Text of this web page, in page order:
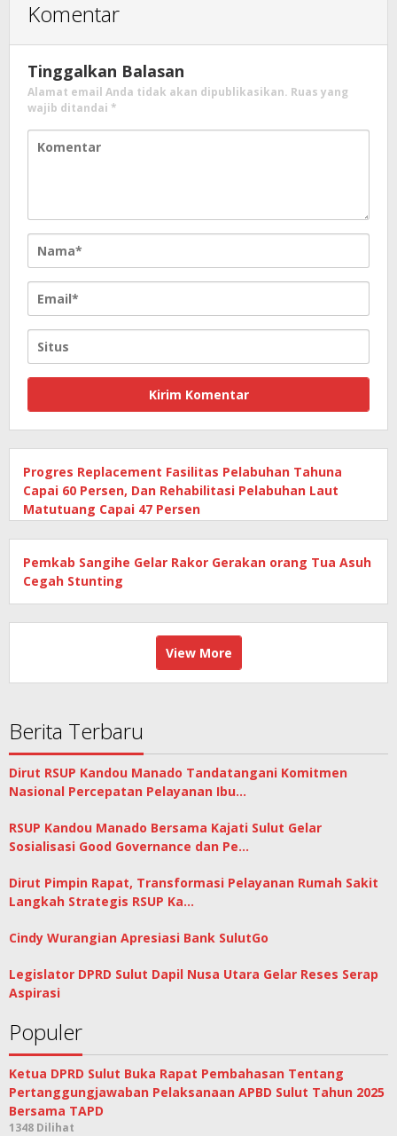
Komentar
Tinggalkan Balasan
Alamat email Anda tidak akan dipublikasikan. Ruas yang
wajib ditandai *
Progres Replacement Fasilitas Pelabuhan Tahuna
Capai 60 Persen, Dan Rehabilitasi Pelabuhan Laut
Matutuang Capai 47 Persen
Pemkab Sangihe Gelar Rakor Gerakan orang Tua Asuh
Cegah Stunting
View More
Berita Terbaru
Dirut RSUP Kandou Manado Tandatangani Komitmen
Nasional Percepatan Pelayanan Ibu…
RSUP Kandou Manado Bersama Kajati Sulut Gelar
Sosialisasi Good Governance dan Pe…
Dirut Pimpin Rapat, Transformasi Pelayanan Rumah Sakit
Langkah Strategis RSUP Ka…
Cindy Wurangian Apresiasi Bank SulutGo
Legislator DPRD Sulut Dapil Nusa Utara Gelar Reses Serap
Aspirasi
Populer
Ketua DPRD Sulut Buka Rapat Pembahasan Tentang
Pertanggungjawaban Pelaksanaan APBD Sulut Tahun 2025
Bersama TAPD
1348 Dilihat